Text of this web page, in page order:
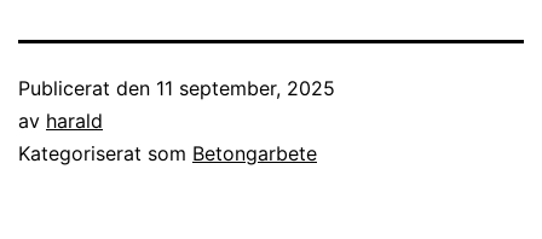
Publicerat den 11 september, 2025
av harald
Kategoriserat som Betongarbete